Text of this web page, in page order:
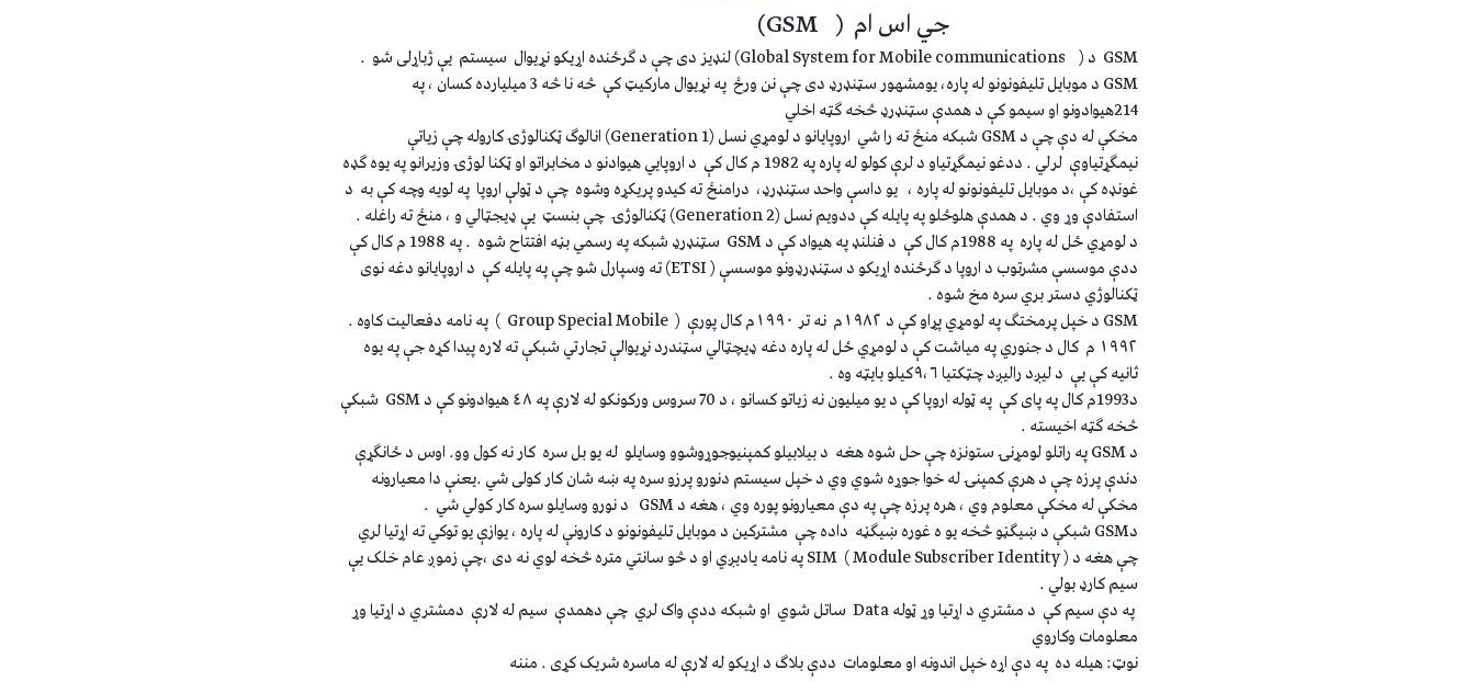
جي اس ام ( GSM)
GSM د ( Global System for Mobile communications) لنډيز دی چې د ګرځنده اړيکو نړيوال سيستم يې ژباړلی شو .
GSM د موبايل تليفونونو له پاره، يومشهور سټنډرډ دی چې نن ورځ په نړيوال مارکيټ کې څه نا څه 3 ميليارده کسان ، په
214هيوادونو او سيمو کې د همدې سټنډرډ څخه ګټه اخلي
مخکې له دې چې د GSM شبکه منځ ته را شي اروپايانو د لومړي نسل (Generation 1) انالوګ ټکنالوژۍ کاروله چې زياتې
نيمګړتياوې لرلي . ددغو نيمګړتياو د لرې کولو له پاره په 1982 م کال کې د اروپايي هيوادنو د مخابراتو او ټکنا لوژۍ وزيرانو په يوه ګډه
غونډه کې ،د موبايل تليفونونو له پاره ، يو داسې واحد سټنډرډ، درامنځ ته کيدو پريکړه وشوه چې د ټولې اروپا په لويه وچه کې به د
استفادې وړ وي . د همدې هلوځلو په پايله کې ددويم نسل (Generation 2) ټکنالوژۍ چې بنسټ يې ډيجټالي و ، منځ ته راغله .
د لومړي ځل له پاره په 1988م کال کې د فنلنډ په هيواد کې د GSM سټنډرډ شبکه په رسمي بڼه افتتاح شوه . په 1988 م کال کې
ددې موسسې مشرتوب د اروپا د ګرځنده اړيکو د سټنډرډونو موسسې ( ETSI) ته وسپارل شو چې په پايله کې د اروپايانو دغه نوی
ټکنالوژي دستر بري سره مخ شوه .
GSM د خپل پرمختګ په لومړي پړاو کې د ١٩٨٢م نه تر ١٩٩٠م کال پورې ( Group Special Mobile ) په نامه دفعاليت کاوه .
١٩٩٢ م کال د جنوري په مياشت کې د لومړي ځل له پاره دغه ډيچټالي سټندرد نړيوالې تجارتي شبکې ته لاره پيدا کړه جې په يوه
ثانيه کې يې د ليږد راليږد چټکتيا ٩،٦کيلو بايټه وه .
د1993م کال په پای کې په ټوله اروپا کې د يو ميليون نه زياتو کسانو ، د 70 سروس ورکونکو له لارې په ٤٨ هيوادونو کې د GSM شبکې
څخه ګټه اخيسته .
د GSM په راتلو لومړنۍ ستونزه چې حل شوه هغه د بيلابيلو کمپنيوجوړوشوو وسايلو له يو بل سره کار نه کول وو. اوس د ځانګړې
دندې پرزه چې د هرې کمپنۍ له خوا جوړه شوي وي د خپل سيستم دنورو پرزو سره په ښه شان کار کولی شي .يعنې دا معيارونه
مخکې له مخکې معلوم وي ، هره پرزه چې په دې معيارونو پوره وي ، هغه د GSM د نورو وسايلو سره کار کولي شي .
دGSM شبکې د ښيګڼو څخه يو ه غوره ښيګڼه داده چې مشترکين د موبايل تليفونونو د کارونې له پاره ، يوازې يو توکي ته اړتيا لري
چې هغه د SIM ( Module Subscriber Identity ) په نامه ياديږي او د څو سانتي متره څخه لوي نه دی ،چې زموږ عام خلک يې
سيم کارډ بولي .
په دې سيم کې د مشتري د اړتيا وړ ټوله Data ساتل شوي او شبکه ددې واک لري چې دهمدې سيم له لارې دمشتري د اړتيا وړ
معلومات وکاروي
نوټ: هيله ده په دې اړه خپل اندونه او معلومات ددې بلاګ د اړيکو له لارې له ماسره شريک کړی . مننه